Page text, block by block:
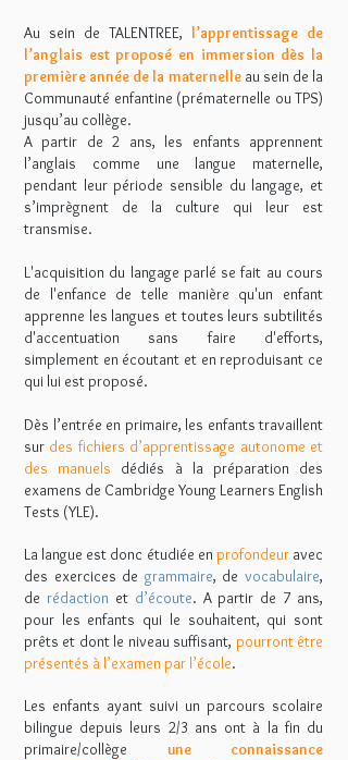
Au sein de TALENTREE, l’apprentissage de
l’anglais est proposé en immersion dès la
première année de la maternelleau sein de la
Communauté enfantine (prématernelle ou TPS)
jusqu’au collège.
A partir de 2 ans, les enfants apprennent
l’anglais comme une langue maternelle,
pendant leur période sensible du langage, et
s’imprègnent de la culture qui leur est
transmise.
L'acquisition du langage parlé se fait au cours
de l'enfance de telle manière qu'un enfant
apprenne les langues et toutes leurs subtilités
d'accentuation sans faire d'efforts,
simplement en écoutant et en reproduisant ce
qui lui est proposé.
Dès l’entrée en primaire, les enfants travaillent
sur des fichiers d’apprentissage autonome et
des manuels dédiés à la préparation des
examens de Cambridge Young Learners English
Tests (YLE).
La langue est donc étudiée enprofondeur avec
des exercices de grammaire, devocabulaire,
de rédaction et d’écoute. A partir de 7 ans,
pour les enfants qui le souhaitent, qui sont
prêts et dont le niveau suffisant, pourront être
présentés à l’examen par l’école.
Les enfants ayant suivi un parcours scolaire
bilingue depuis leurs 2/3 ans ont à la fin du
primaire/collège une connaissance